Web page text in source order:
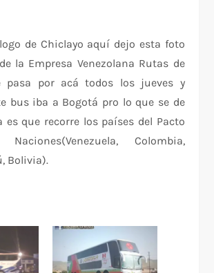
de Chiclayo aquí dejo esta foto
la Empresa Venezolana Rutas de
pasa por acá todos los jueves y
bus iba a Bogotá pro lo que se de
es que recorre los países del Pacto
Colombia,
Bolivia).